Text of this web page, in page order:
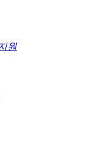
원